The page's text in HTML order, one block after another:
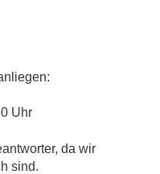
Uhr
da wir
sind.